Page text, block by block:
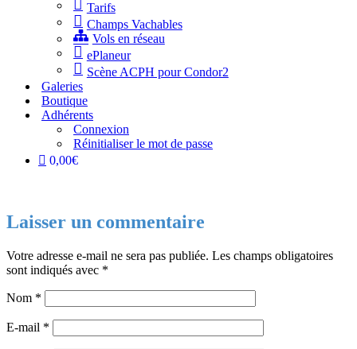
Tarifs
Champs Vachables
Vols en réseau
ePlaneur
Scène ACPH pour Condor2
Galeries
Boutique
Adhérents
Connexion
Réinitialiser le mot de passe
0,00€
Laisser un commentaire
Votre adresse e-mail ne sera pas publiée. Les champs obligatoires
sont indiqués avec *
Nom *
E-mail *